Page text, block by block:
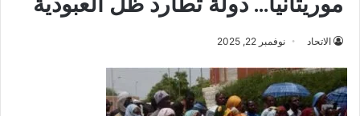
الاتحاد نوفمبر 22, 2025